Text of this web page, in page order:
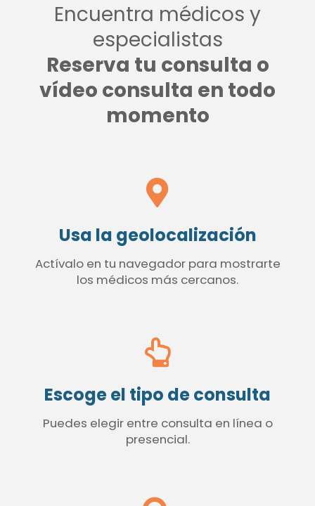
Encuentra médicos y
especialistas
Reserva tu consulta o
vídeo consulta en todo
momento
Usa la geolocalización
Actívalo en tu navegador para mostrarte
los médicos más cercanos.
Escoge el tipo de consulta
Puedes elegir entre consulta en línea o
presencial.